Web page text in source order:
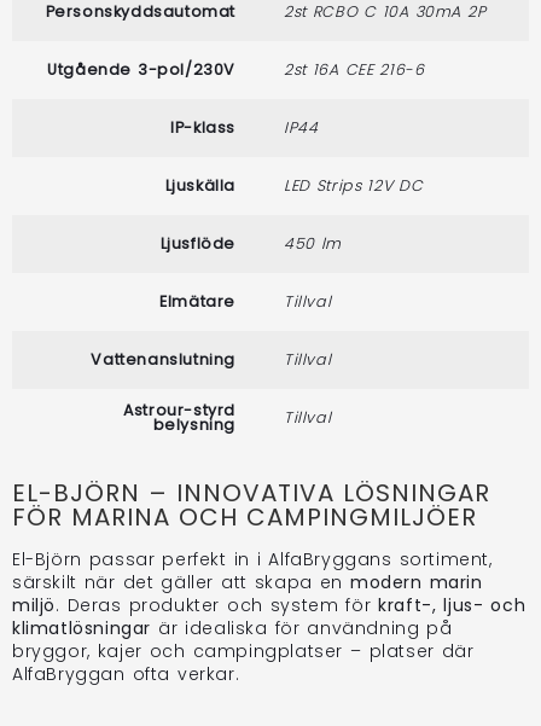
Personskyddsautomat 2st RCBO C 10A 30mA 2P
Utgående 3-pol/230V 2st 16A CEE 216-6
IP-klass IP44
Ljuskälla LED Strips 12V DC
Ljusflöde 450 lm
Elmätare Tillval
Vattenanslutning Tillval
Astrour-styrd
belysning Tillval
EL-BJÖRN – INNOVATIVA LÖSNINGAR
FÖR MARINA OCH CAMPINGMILJÖER
El-Björn passar perfekt in i AlfaBryggans sortiment,
särskilt när det gäller att skapa enmodern marin
miljö. Deras produkter och system förkraft-, ljus- och
klimatlösningar är idealiska för användning på
bryggor, kajer och campingplatser – platser där
AlfaBryggan ofta verkar.